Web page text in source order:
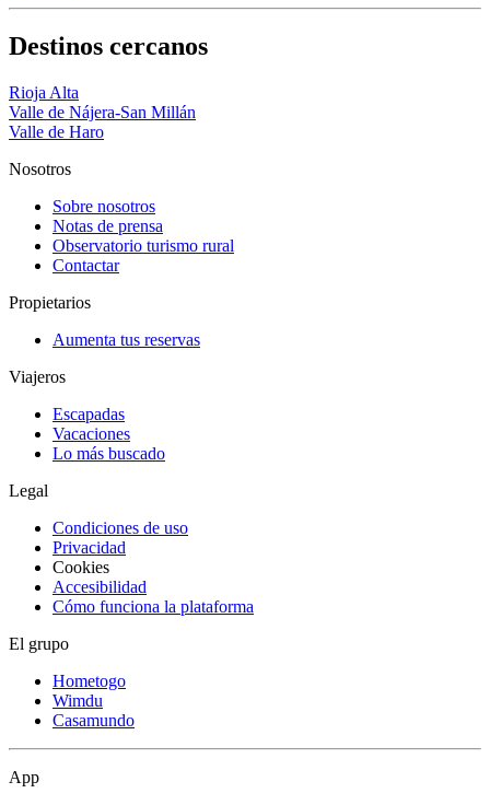
Destinos cercanos
Rioja Alta
Valle de Nájera-San Millán
Valle de Haro
Nosotros
Sobre nosotros
Notas de prensa
Observatorio turismo rural
Contactar
Propietarios
Aumenta tus reservas
Viajeros
Escapadas
Vacaciones
Lo más buscado
Legal
Condiciones de uso
Privacidad
Cookies
Accesibilidad
Cómo funciona la plataforma
El grupo
Hometogo
Wimdu
Casamundo
App